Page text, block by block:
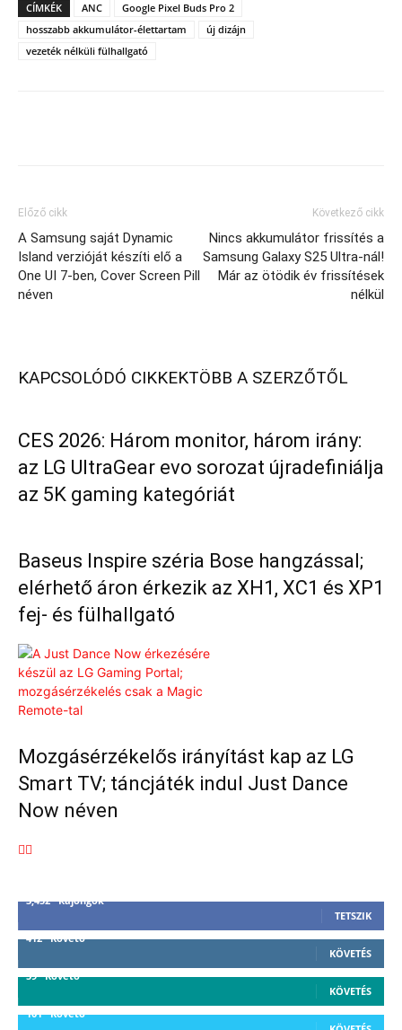
CÍMKÉK
ANC
Google Pixel Buds Pro 2
hosszabb akkumulátor-élettartam
új dizájn
vezeték nélküli fülhallgató
Előző cikk
A Samsung saját Dynamic
Island verzióját készíti elő a
One UI 7-ben, Cover Screen Pill
néven
Következő cikk
Nincs akkumulátor frissítés a
Samsung Galaxy S25 Ultra-nál!
Már az ötödik év frissítések
nélkül
KAPCSOLÓDÓ CIKKEKTÖBB A SZERZŐTŐL
CES 2026: Három monitor, három irány:
az LG UltraGear evo sorozat újradefiniálja
az 5K gaming kategóriát
Baseus Inspire széria Bose hangzással;
elérhető áron érkezik az XH1, XC1 és XP1
fej- és fülhallgató
Mozgásérzékelős irányítást kap az LG
Smart TV; táncjáték indul Just Dance
Now néven
3,452 Rajongók
TETSZIK
412 Követő
KÖVETÉS
59 Követő
KÖVETÉS
101 Követő